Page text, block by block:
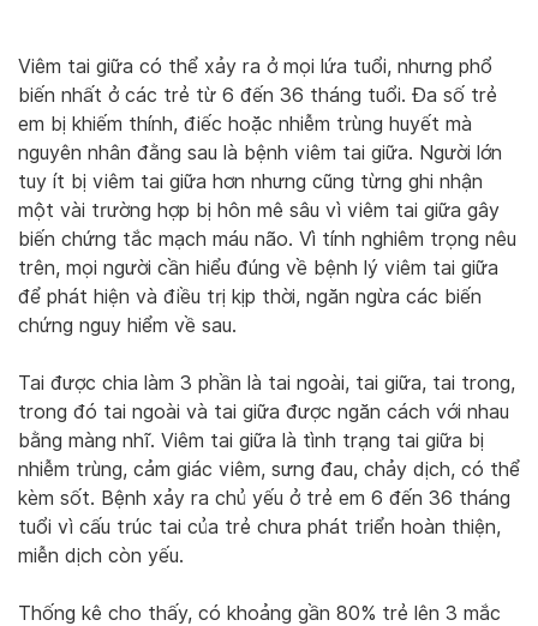
Viêm tai giữa có thể xảy ra ở mọi lứa tuổi, nhưng phổ
biến nhất ở các trẻ từ 6 đến 36 tháng tuổi. Đa số trẻ
em bị khiếm thính, điếc hoặc nhiễm trùng huyết mà
nguyên nhân đằng sau là bệnh viêm tai giữa. Người lớn
tuy ít bị viêm tai giữa hơn nhưng cũng từng ghi nhận
một vài trường hợp bị hôn mê sâu vì viêm tai giữa gây
biến chứng tắc mạch máu não. Vì tính nghiêm trọng nêu
trên, mọi người cần hiểu đúng về bệnh lý viêm tai giữa
để phát hiện và điều trị kịp thời, ngăn ngừa các biến
chứng nguy hiểm về sau.
Tai được chia làm 3 phần là tai ngoài, tai giữa, tai trong,
trong đó tai ngoài và tai giữa được ngăn cách với nhau
bằng màng nhĩ. Viêm tai giữa là tình trạng tai giữa bị
nhiễm trùng, cảm giác viêm, sưng đau, chảy dịch, có thể
kèm sốt. Bệnh xảy ra chủ yếu ở trẻ em 6 đến 36 tháng
tuổi vì cấu trúc tai của trẻ chưa phát triển hoàn thiện,
miễn dịch còn yếu.
Thống kê cho thấy, có khoảng gần 80% trẻ lên 3 mắc